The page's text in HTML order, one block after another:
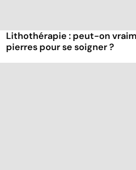
Lithothérapie : peut-on
pierres pour se soigner ?